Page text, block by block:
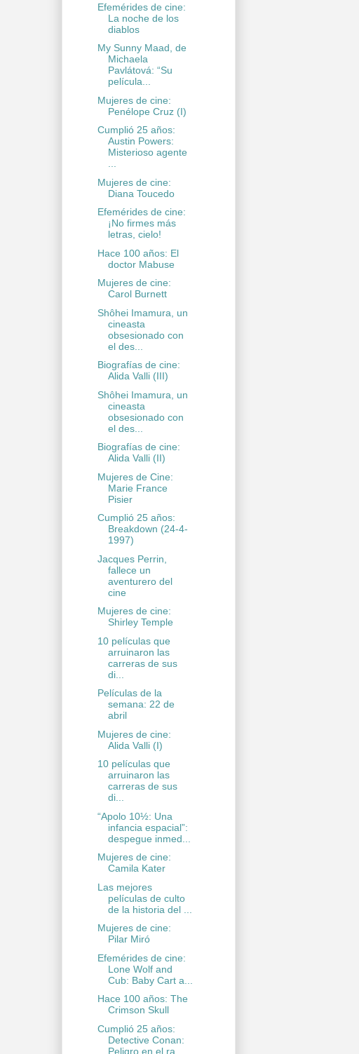
Efemérides de cine:
La noche de los
diablos
My Sunny Maad, de
Michaela
Pavlátová: “Su
película...
Mujeres de cine:
Penélope Cruz (I)
Cumplió 25 años:
Austin Powers:
Misterioso agente
...
Mujeres de cine:
Diana Toucedo
Efemérides de cine:
¡No firmes más
letras, cielo!
Hace 100 años: El
doctor Mabuse
Mujeres de cine:
Carol Burnett
Shôhei Imamura, un
cineasta
obsesionado con
el des...
Biografías de cine:
Alida Valli (III)
Shôhei Imamura, un
cineasta
obsesionado con
el des...
Biografías de cine:
Alida Valli (II)
Mujeres de Cine:
Marie France
Pisier
Cumplió 25 años:
Breakdown (24-4-
1997)
Jacques Perrin,
fallece un
aventurero del
cine
Mujeres de cine:
Shirley Temple
10 películas que
arruinaron las
carreras de sus
di...
Películas de la
semana: 22 de
abril
Mujeres de cine:
Alida Valli (I)
10 películas que
arruinaron las
carreras de sus
di...
“Apolo 10½: Una
infancia espacial”:
despegue inmed...
Mujeres de cine:
Camila Kater
Las mejores
películas de culto
de la historia del ...
Mujeres de cine:
Pilar Miró
Efemérides de cine:
Lone Wolf and
Cub: Baby Cart a...
Hace 100 años: The
Crimson Skull
Cumplió 25 años:
Detective Conan:
Peligro en el ra...